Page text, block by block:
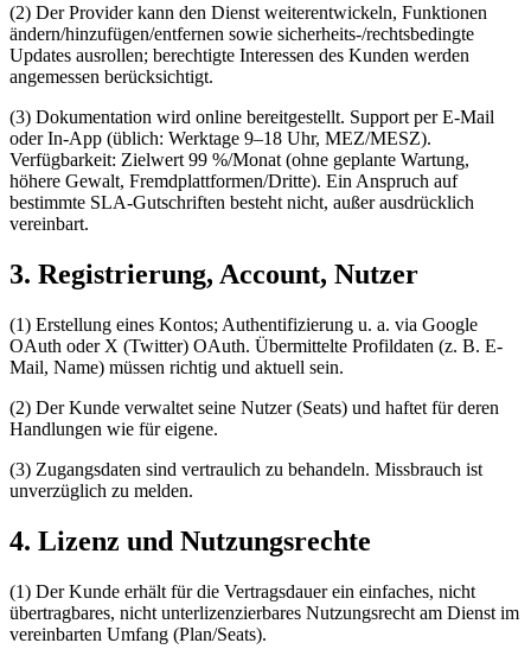
(2) Der Provider kann den Dienst weiterentwickeln, Funktionen
ändern/hinzufügen/entfernen sowie sicherheits-/rechtsbedingte
Updates ausrollen; berechtigte Interessen des Kunden werden
angemessen berücksichtigt.
(3) Dokumentation wird online bereitgestellt. Support per E-Mail
oder In-App (üblich: Werktage 9–18 Uhr, MEZ/MESZ).
Verfügbarkeit: Zielwert 99 %/Monat (ohne geplante Wartung,
höhere Gewalt, Fremdplattformen/Dritte). Ein Anspruch auf
bestimmte SLA-Gutschriften besteht nicht, außer ausdrücklich
vereinbart.
3. Registrierung, Account, Nutzer
(1) Erstellung eines Kontos; Authentifizierung u. a. via Google
OAuth oder X (Twitter) OAuth. Übermittelte Profildaten (z. B. E-
Mail, Name) müssen richtig und aktuell sein.
(2) Der Kunde verwaltet seine Nutzer (Seats) und haftet für deren
Handlungen wie für eigene.
(3) Zugangsdaten sind vertraulich zu behandeln. Missbrauch ist
unverzüglich zu melden.
4. Lizenz und Nutzungsrechte
(1) Der Kunde erhält für die Vertragsdauer ein einfaches, nicht
übertragbares, nicht unterlizenzierbares Nutzungsrecht am Dienst im
vereinbarten Umfang (Plan/Seats).